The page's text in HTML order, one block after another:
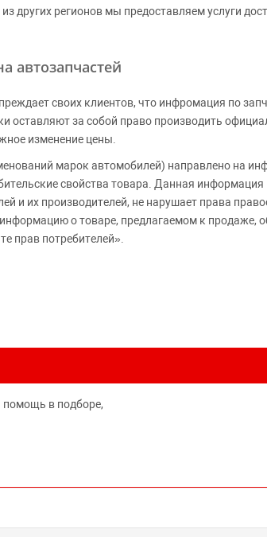
из других регионов мы предоставляем услуги
автозапчастей
своих клиентов, что инфромация по
оставляют за собой право производить
изменение цены.
марок автомобилей) направлено на
свойства товара. Данная
и их производителей, не нарушает права
о товаре, предлагаемом к
прав потребителей».
помощь в подборе,